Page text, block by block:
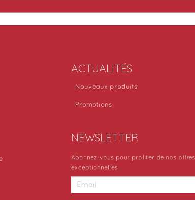
ACTUALITÉS
Nouveaux produits
Promotions
NEWSLETTER
Abonnez-vous pour profiter de nos offres
exceptionnelles